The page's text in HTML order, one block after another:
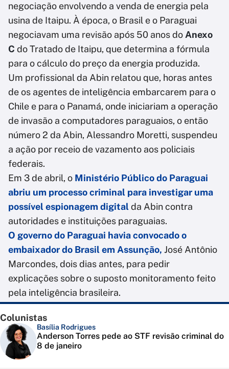
negociação envolvendo a venda de energia pela
usina de Itaipu. À época, o Brasil e o Paraguai
negociavam uma revisão após 50 anos doAnexo
C do Tratado de Itaipu, que determina a fórmula
para o cálculo do preço da energia produzida.
Um profissional da Abin relatou que, horas antes
de os agentes de inteligência embarcarem para o
Chile e para o Panamá, onde iniciariam a operação
de invasão a computadores paraguaios, o então
número 2 da Abin, Alessandro Moretti, suspendeu
a ação por receio de vazamento aos policiais
federais.
Em 3 de abril, o Ministério Público do Paraguai
abriu um processo criminal para investigar uma
possível espionagem digitalda Abin contra
autoridades e instituições paraguaias.
O governo do Paraguai havia convocado o
embaixador do Brasil em Assunção, José Antônio
Marcondes, dois dias antes, para pedir
explicações sobre o suposto monitoramento feito
pela inteligência brasileira.
Colunistas
Basília Rodrigues
Anderson Torres pede ao STF revisão criminal do
8 de janeiro